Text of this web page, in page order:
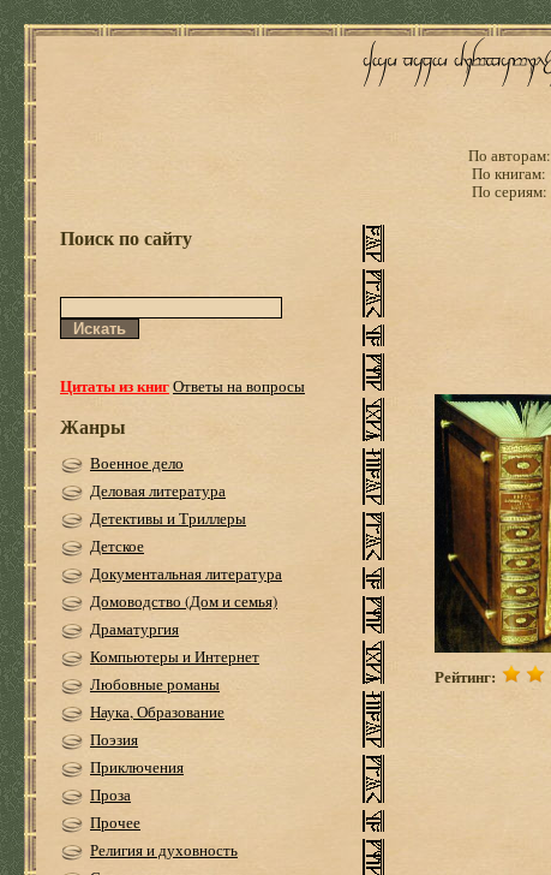
По авторам:
По книгам:
По сериям:
Поиск по сайту
Цитаты из книгОтветы на вопросы
Жанры
Военное дело
Деловая литература
Детективы и Триллеры
Детское
Документальная литература
Домоводство (Дом и семья)
Драматургия
Компьютеры и Интернет
Любовные романы
Наука, Образование
Поэзия
Приключения
Проза
Прочее
Религия и духовность
Рейтинг: